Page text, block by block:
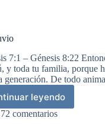
7:1 – Génesis 8:22
y toda tu familia, porque
generación. De todo
leyendo
El
diluvio
72 comentarios